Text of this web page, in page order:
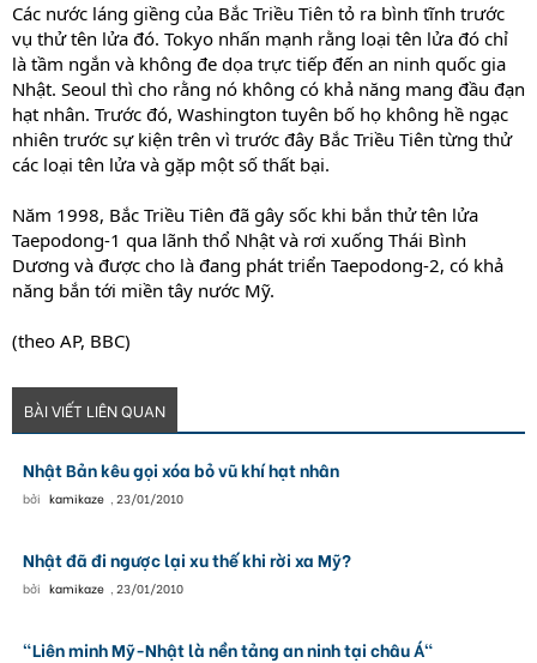
Các nước láng giềng của Bắc Triều Tiên tỏ ra bình tĩnh trước
vụ thử tên lửa đó. Tokyo nhấn mạnh rằng loại tên lửa đó chỉ
là tầm ngắn và không đe dọa trực tiếp đến an ninh quốc gia
Nhật. Seoul thì cho rằng nó không có khả năng mang đầu đạn
hạt nhân. Trước đó, Washington tuyên bố họ không hề ngạc
nhiên trước sự kiện trên vì trước đây Bắc Triều Tiên từng thử
các loại tên lửa và gặp một số thất bại.
Năm 1998, Bắc Triều Tiên đã gây sốc khi bắn thử tên lửa
Taepodong-1 qua lãnh thổ Nhật và rơi xuống Thái Bình
Dương và được cho là đang phát triển Taepodong-2, có khả
năng bắn tới miền tây nước Mỹ.
(theo AP, BBC)
BÀI VIẾT LIÊN QUAN
Nhật Bản kêu gọi xóa bỏ vũ khí hạt nhân
bởi kamikaze , 23/01/2010
Nhật đã đi ngược lại xu thế khi rời xa Mỹ?
bởi kamikaze , 23/01/2010
"Liên minh Mỹ-Nhật là nền tảng an ninh tại châu Á"